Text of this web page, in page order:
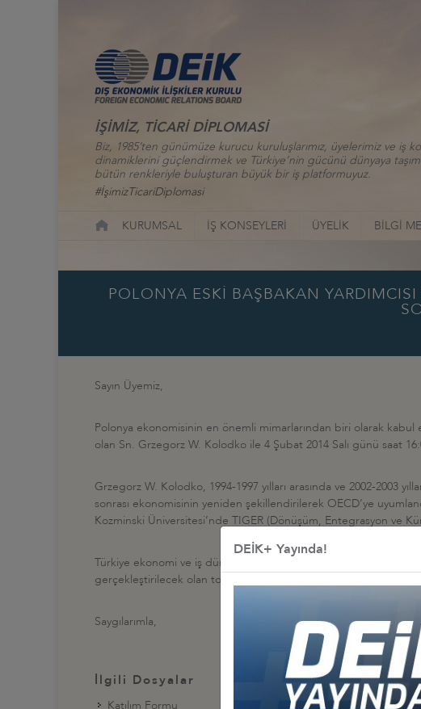
İŞİMİZ, TİCARİ DİPLOMASİ
Biz, 1985’ten günümüze kurucu kuruluşlarımız, üyelerimiz ve iş
dinamiklerini güçlendirmek ve Türkiye’nin gücünü dünyaya
bütün renkleriyle buluşturan büyük bir iş platformuyuz.
#İşimizTicariDiplomasi
KURUMSAL İŞ KONSEYLERİ ÜYELİK BİLGİ
POLONYA ESKİ BAŞBAKAN
Sayın Üyemiz,
Polonya ekonomisinin en önemli mimarlarından biri olarak kabul
olan Sn. Grzegorz W. Kolodko ile 4 Şubat 2014 Salı günü saat
Grzegorz W. Kolodko, 1994-1997 yılları arasında ve 2002-2003
sonrası ekonomisinin yeniden şekillendirilerek OECD’ye
Kozminski Üniversitesi’nde TIGER (Dönüşüm, Entegrasyon ve
Türkiye ekonomi ve iş dünyası açısından önem taşıyan bu
gerçekleştirilecek olan toplantıya katılımınızı diler, katılım
Saygılarımla,
İlgili Dosyalar
Katılım Formu
DEİK+ Yayında!